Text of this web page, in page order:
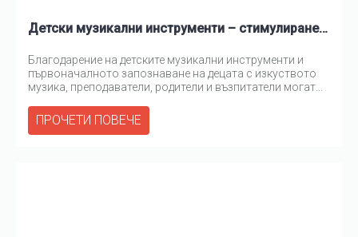
Детски музикални инструменти – стимулиране креативността на децата
Благодарение на детските музикални инструменти и
първоначалното запознаване на децата с изкуството
музика, преподаватели, родители и възпитатели могат...
ПРОЧЕТИ ПОВЕЧЕ